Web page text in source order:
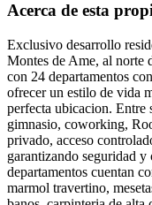
Acerca de esta
Exclusivo desarrollo
Montes de Ame, al norte
con 24 departamentos
ofrecer un estilo de vida
perfecta ubicacion. Entre
gimnasio, coworking,
privado, acceso
garantizando seguridad y
departamentos cuentan
marmol travertino,